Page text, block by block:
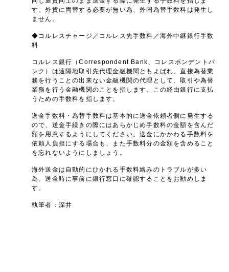
す。外貨に両替する必要が無い為、外国為替手数料は発生し
ません。
◆コルレスチャージ／コルレス先手数料／海外中継銀行手数
料
コルレス銀行（Correspondent Bank、コレスポンデントバ
ンク）は遠隔地取引先代理金融機関ともよばれ、直接為替業
務を行うことの出来ない金融機関の代理として、取引や為替
業務を行う金融機関のことを指します。この経由銀行に支払
うための手数料を指します。
送金手数料・為替手数料は基本的に送金依頼者側に発生する
ので、送金手続きの際にはあらかじめ手数料の金額を含んだ
額を用意するようにしてください。送金にかかわる手数料を
依頼人負担にする場合も、また手数料分の金額を含めること
を忘れないようにしましょう。
海外送金は自動的にひかれる手数料絡みのトラブルが多い
為、送金時に事前に銀行窓口に確認することをお勧めしま
す。
執筆者：深井